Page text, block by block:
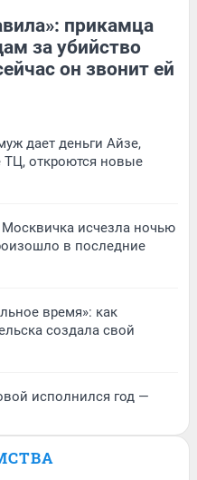
прикамца
за убийство
он звонит ей
дает деньги Айзе,
ТЦ, откроются новые
Москвичка исчезла ночью
в последние
время»: как
создала свой
исполнился год —